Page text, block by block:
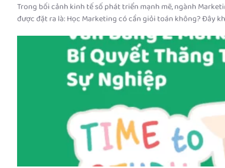
Trong bối cảnh kinh tế số phát triển mạnh mẽ, ngành
được đặt ra là: Học Marketing có cần giỏi toán không? Đây